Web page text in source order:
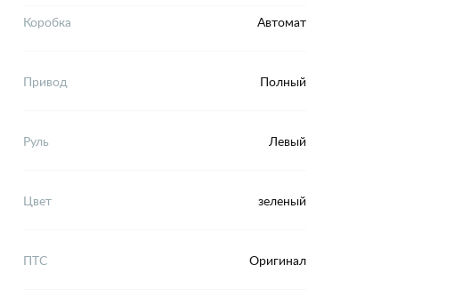
Коробка Автомат
Привод Полный
Руль Левый
Цвет зеленый
ПТС Оригинал